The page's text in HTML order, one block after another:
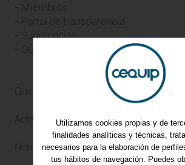
- Miembros
-
Portal de transparencia
-
Sugerencias
- Quiero ser miembro
Que hacemos
Actividades
Noticias
Utilizamos cookies propias y de
finalidades analíticas y técnicas,
necesarios para la elaboración de
tus hábitos de navegación. Puedes